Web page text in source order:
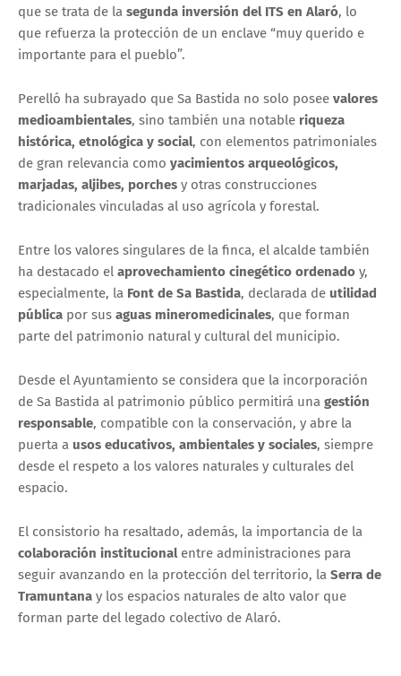
que se trata de la segunda inversión del ITS en Alaró, lo
que refuerza la protección de un enclave “muy querido e
importante para el pueblo”.
Perelló ha subrayado que Sa Bastida no solo posee valores
medioambientales, sino también una notable riqueza
histórica, etnológica y social, con elementos patrimoniales
de gran relevancia como yacimientos arqueológicos,
marjadas, aljibes, porches y otras construcciones
tradicionales vinculadas al uso agrícola y forestal.
Entre los valores singulares de la finca, el alcalde también
ha destacado el aprovechamiento cinegético ordenado y,
especialmente, la Font de Sa Bastida, declarada de utilidad
pública por sus aguas mineromedicinales, que forman
parte del patrimonio natural y cultural del municipio.
Desde el Ayuntamiento se considera que la incorporación
de Sa Bastida al patrimonio público permitirá una gestión
responsable, compatible con la conservación, y abre la
puerta a usos educativos, ambientales y sociales, siempre
desde el respeto a los valores naturales y culturales del
espacio.
El consistorio ha resaltado, además, la importancia de la
colaboración institucionalentre administraciones para
seguir avanzando en la protección del territorio, la Serra de
Tramuntana y los espacios naturales de alto valor que
forman parte del legado colectivo de Alaró.